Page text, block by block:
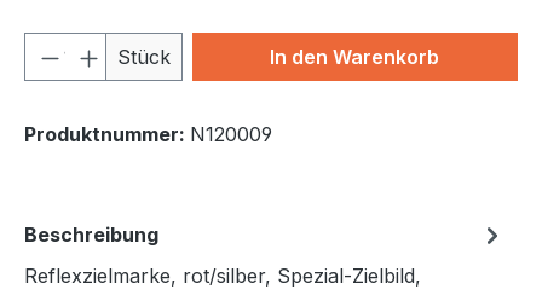
Produkt Anzahl: Gib den
Stück In den Warenkorb
Produktnummer: N120009
Beschreibung
Reflexzielmarke, rot/silber, Spezial-Zielbild,